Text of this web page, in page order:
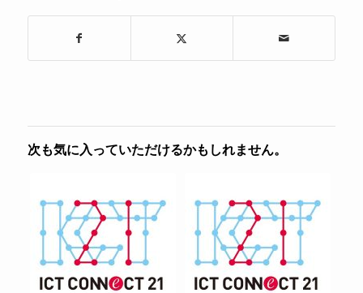
次も気に入っていただけるかもしれません。